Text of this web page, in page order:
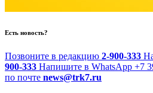
Есть новость?
Позвоните в редакцию 2-900-333
900-333 Напишите в WhatsApp +7
по почте news@trk7.ru